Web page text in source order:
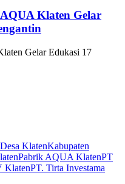
Klaten Gelar
Gelar Edukasi 17
Desa KlatenKabupaten
Pabrik AQUA KlatenPT
KlatenPT. Tirta Investama